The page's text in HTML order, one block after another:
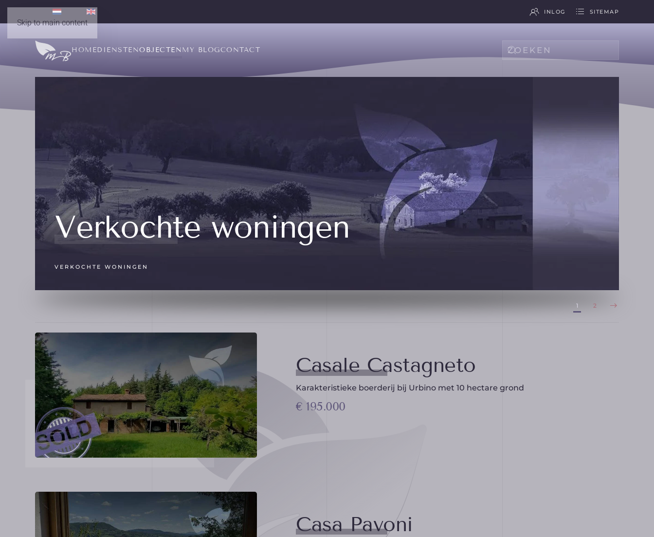
Skip to main content
INLOG SITEMAP
HOMEDIENSTENOBJECTENMY BLOGCONTACT
Type 2 or more characters for results.
Verkochte woningen
VERKOCHTE WONINGEN
1 2
Casale Castagneto
Karakteristieke boerderij bij Urbino met 10 hectare grond
€ 195.000
Casa Pavoni